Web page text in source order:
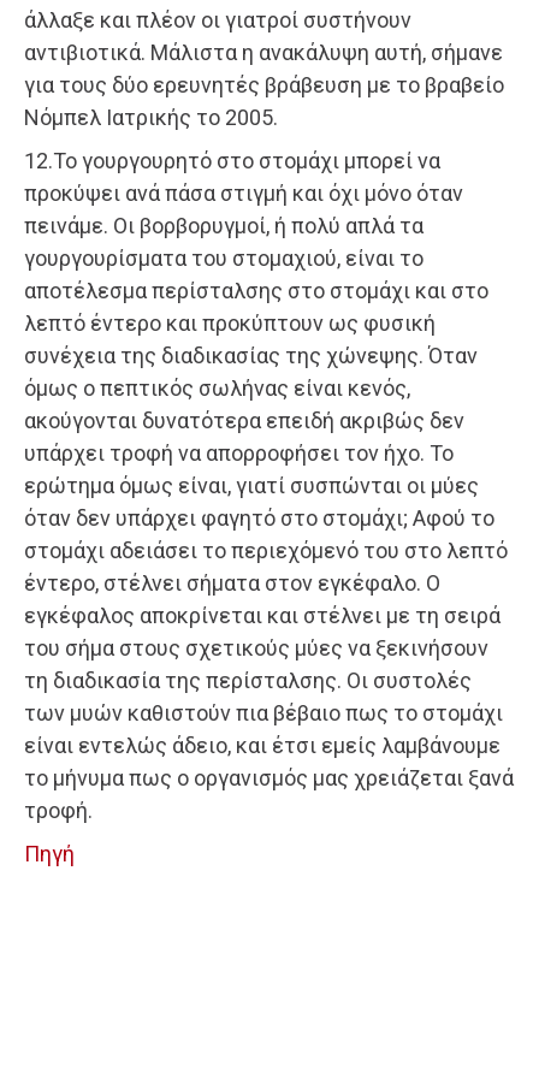
άλλαξε και πλέον οι γιατροί συστήνουν
αντιβιοτικά. Μάλιστα η ανακάλυψη αυτή, σήμανε
για τους δύο ερευνητές βράβευση με το βραβείο
Νόμπελ Ιατρικής το 2005.
12.Το γουργουρητό στο στομάχι μπορεί να
προκύψει ανά πάσα στιγμή και όχι μόνο όταν
πεινάμε. Οι βορβορυγμοί, ή πολύ απλά τα
γουργουρίσματα του στομαχιού, είναι το
αποτέλεσμα περίσταλσης στο στομάχι και στο
λεπτό έντερο και προκύπτουν ως φυσική
συνέχεια της διαδικασίας της χώνεψης. Όταν
όμως ο πεπτικός σωλήνας είναι κενός,
ακούγονται δυνατότερα επειδή ακριβώς δεν
υπάρχει τροφή να απορροφήσει τον ήχο. Το
ερώτημα όμως είναι, γιατί συσπώνται οι μύες
όταν δεν υπάρχει φαγητό στο στομάχι; Αφού το
στομάχι αδειάσει το περιεχόμενό του στο λεπτό
έντερο, στέλνει σήματα στον εγκέφαλο. Ο
εγκέφαλος αποκρίνεται και στέλνει με τη σειρά
του σήμα στους σχετικούς μύες να ξεκινήσουν
τη διαδικασία της περίσταλσης. Οι συστολές
των μυών καθιστούν πια βέβαιο πως το στομάχι
είναι εντελώς άδειο, και έτσι εμείς λαμβάνουμε
το μήνυμα πως ο οργανισμός μας χρειάζεται ξανά
τροφή.
Πηγή